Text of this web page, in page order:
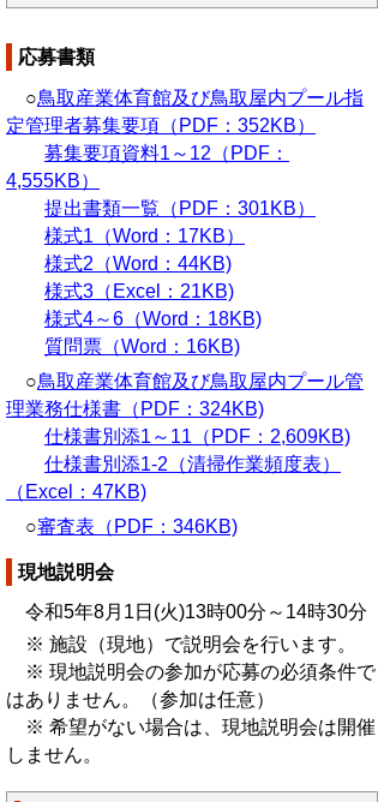
応募書類
○鳥取産業体育館及び鳥取屋内プール指
定管理者募集要項（PDF：352KB）
募集要項資料1～12（PDF：
4,555KB）
提出書類一覧（PDF：301KB）
様式1（Word：17KB）
様式2（Word：44KB)
様式3（Excel：21KB)
様式4～6（Word：18KB)
質問票（Word：16KB)
○鳥取産業体育館及び鳥取屋内プール管
理業務仕様書（PDF：324KB)
仕様書別添1～11（PDF：2,609KB)
仕様書別添1-2（清掃作業頻度表）
（Excel：47KB)
○審査表（PDF：346KB)
現地説明会
令和5年8月1日(火)13時00分～14時30分
※ 施設（現地）で説明会を行います。
※ 現地説明会の参加が応募の必須条件で
はありません。（参加は任意）
※ 希望がない場合は、現地説明会は開催
しません。